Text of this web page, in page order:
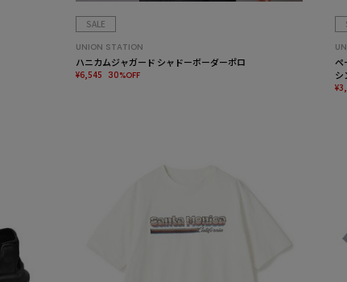
SALE
UNION STATION
ハニカムジャガード シャドーボーダーポロ
¥6,545 30%OFF
ペ
シ